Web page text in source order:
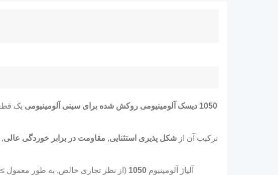
1050 دیسک آلومینیومی روکش شده برای سینی آلومینیومی
ترکیب آن از شکل پذیری استثنایی, مقاومت در برابر خوردگی عالی,
آلیاژ آلومینیوم 1050